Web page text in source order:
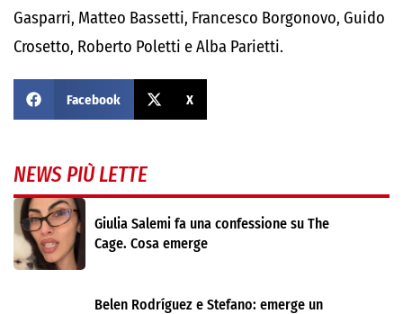
Gasparri, Matteo Bassetti, Francesco Borgonovo, Guido
Crosetto, Roberto Poletti e Alba Parietti.
Facebook X
NEWS PIÙ LETTE
Giulia Salemi fa una confessione su The
Cage. Cosa emerge
Belen Rodríguez e Stefano: emerge un